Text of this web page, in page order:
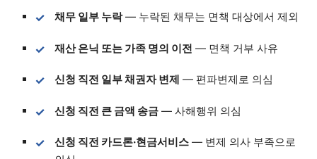
채무 일부 누락— 누락된 채무는 면책 대상에서 제외
재산 은닉 또는 가족 명의 이전 — 면책 거부 사유
신청 직전 일부 채권자 변제 — 편파변제로 의심
신청 직전 큰 금액 송금 — 사해행위 의심
신청 직전 카드론·현금서비스 — 변제 의사 부족으로